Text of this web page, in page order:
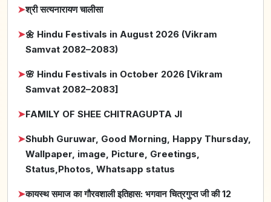
➤श्री सत्यनारायण चालीसा
➤🌼 Hindu Festivals in August 2026 (Vikram
Samvat 2082–2083)
➤🌸 Hindu Festivals in October 2026 [Vikram
Samvat 2082–2083]
➤FAMILY OF SHEE CHITRAGUPTA JI
➤Shubh Guruwar, Good Morning, Happy Thursday,
Wallpaper, image, Picture, Greetings,
Status,Photos, Whatsapp status
➤कायस्थ समाज का गौरवशाली इतिहास: भगवान चित्रगुप्त जी की 12